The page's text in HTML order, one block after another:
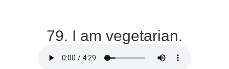
79. I am vegetarian.